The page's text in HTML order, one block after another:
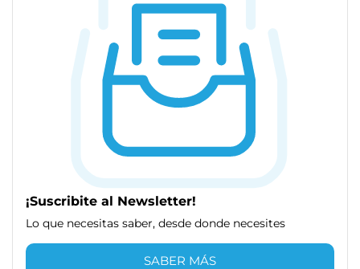
¡Suscribite al Newsletter!
Lo que necesitas saber, desde donde necesites
SABER MÁS